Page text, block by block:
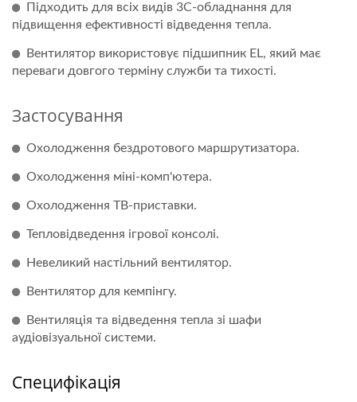
Підходить для всіх видів 3C-обладнання для
підвищення ефективності відведення тепла.
Вентилятор використовує підшипник EL, який має
переваги довгого терміну служби та тихості.
Застосування
Охолодження бездротового маршрутизатора.
Охолодження міні-комп'ютера.
Охолодження ТВ-приставки.
Тепловідведення ігрової консолі.
Невеликий настільний вентилятор.
Вентилятор для кемпінгу.
Вентиляція та відведення тепла зі шафи
аудіовізуальної системи.
Специфікація